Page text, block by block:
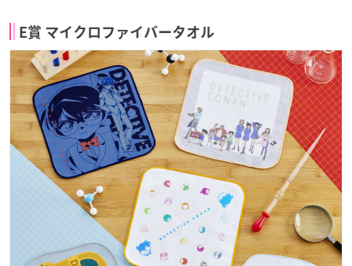
E賞 マイクロファイバータオル